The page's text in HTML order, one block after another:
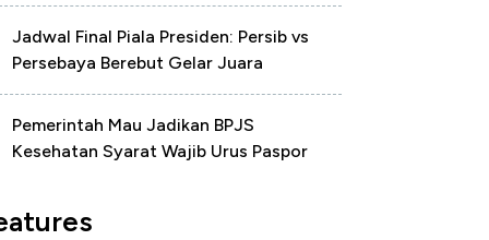
Jadwal Final Piala Presiden: Persib vs
Persebaya Berebut Gelar Juara
Pemerintah Mau Jadikan BPJS
Kesehatan Syarat Wajib Urus Paspor